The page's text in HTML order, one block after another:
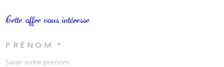
Cette offrevous intéresse
PRÉNOM *